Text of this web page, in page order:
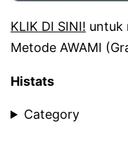
KLIK DI SINI! untuk
Metode AWAMI
Histats
Category